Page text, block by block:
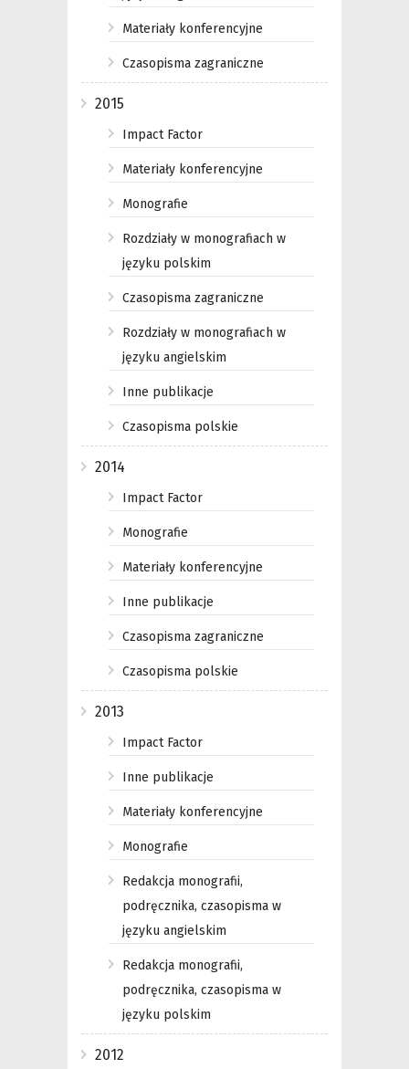
Materiały konferencyjne
Czasopisma zagraniczne
2015
Impact Factor
Materiały konferencyjne
Monografie
Rozdziały w monografiach w
języku polskim
Czasopisma zagraniczne
Rozdziały w monografiach w
języku angielskim
Inne publikacje
Czasopisma polskie
2014
Impact Factor
Monografie
Materiały konferencyjne
Inne publikacje
Czasopisma zagraniczne
Czasopisma polskie
2013
Impact Factor
Inne publikacje
Materiały konferencyjne
Monografie
Redakcja monografii,
podręcznika, czasopisma w
języku angielskim
Redakcja monografii,
podręcznika, czasopisma w
języku polskim
2012